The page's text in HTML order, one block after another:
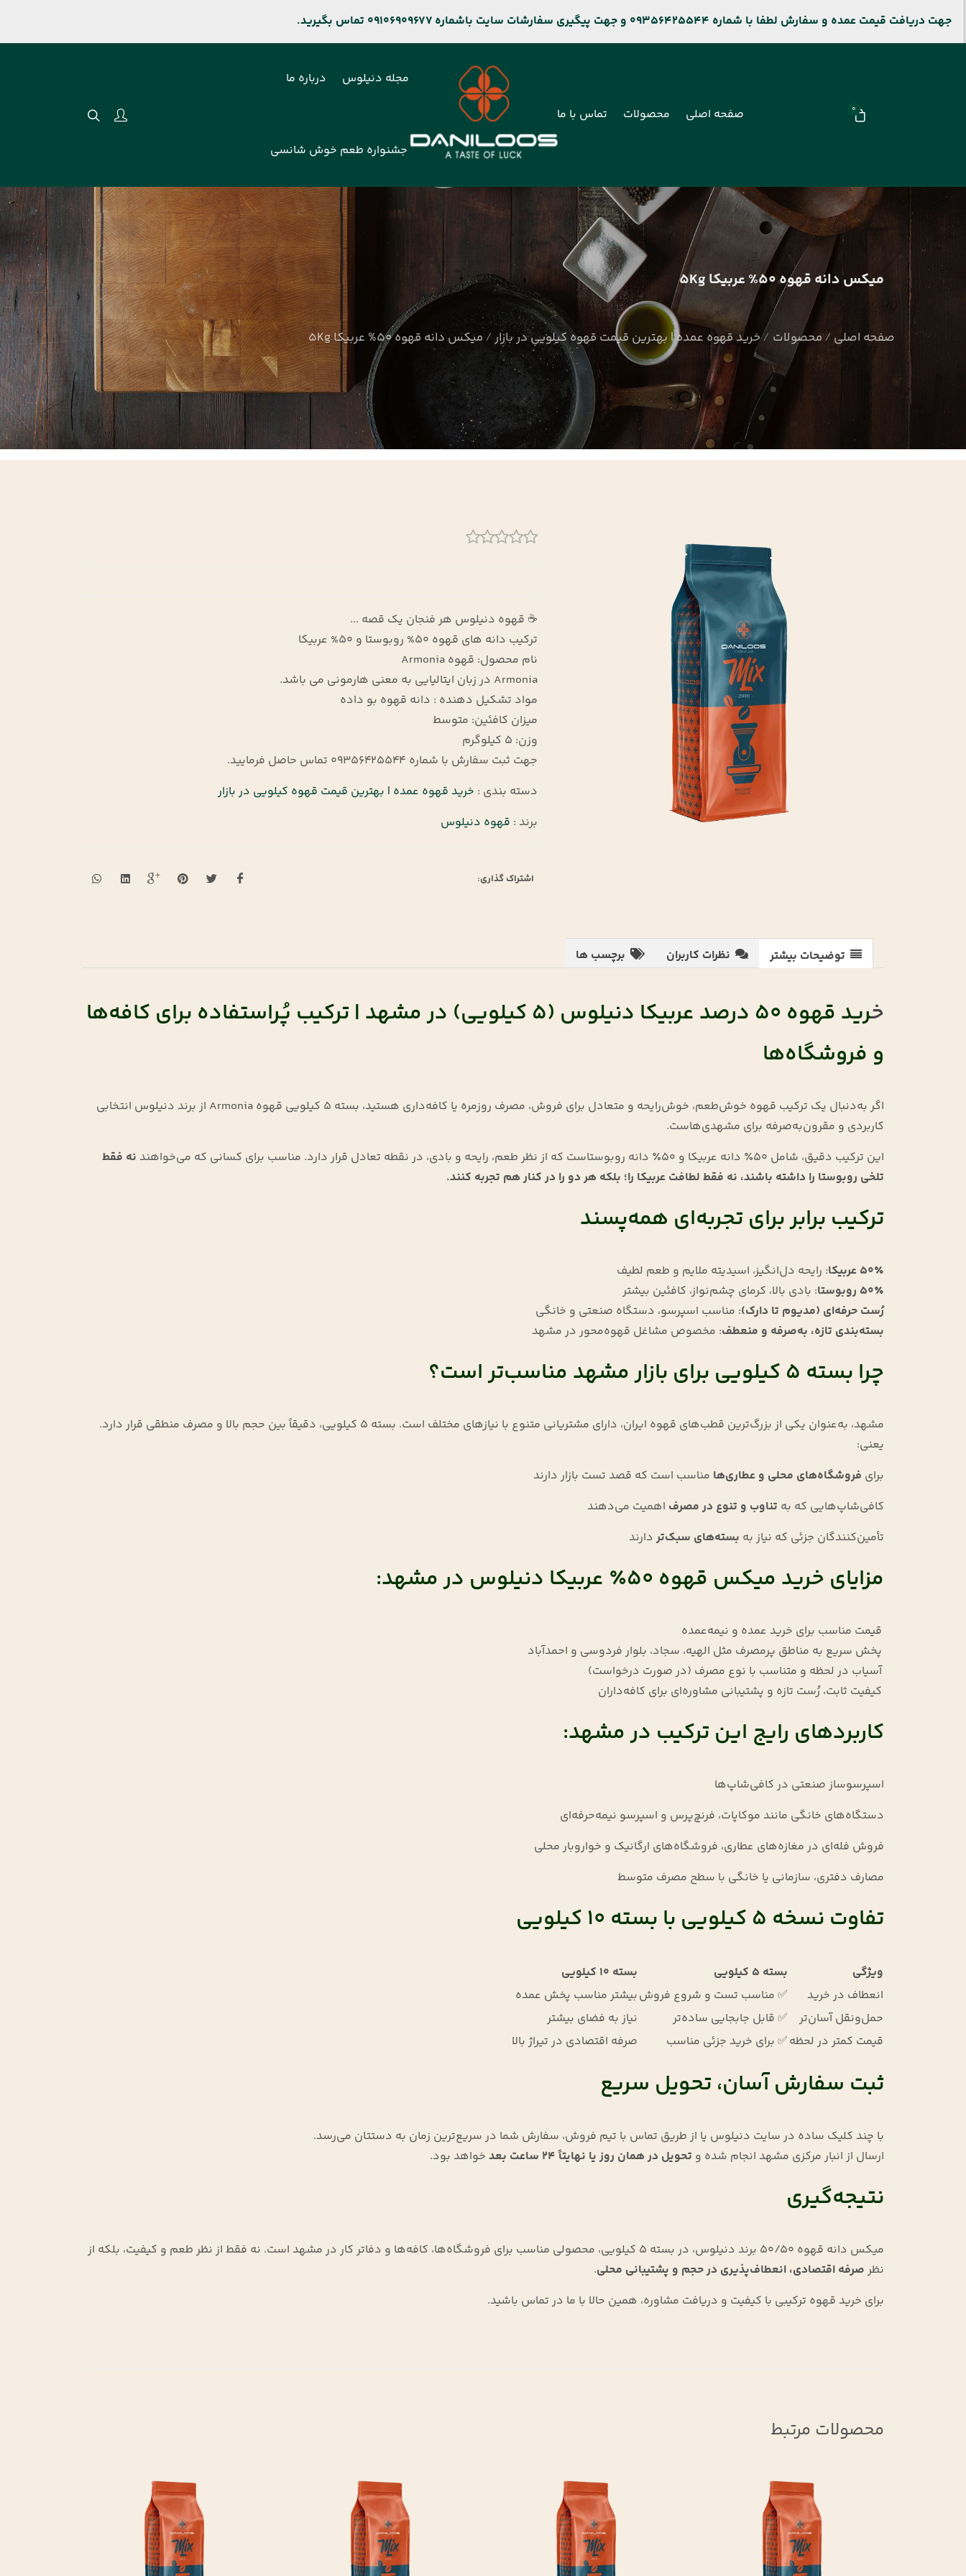
جهت دریافت قیمت عمده و سفارش لطفا با شماره 09356425544 و جهت پیگیری سفارشات سایت باشماره 09106909677 تماس بگیرید.
0 صفحه اصلی محصولات تماس با ما
مجله دنیلوس درباره ما
جشنواره طعم خوش شانسی
میکس دانه قهوه 50% عربیکا 5Kg
صفحه اصلی محصولات خرید قهوه عمده | بهترین قیمت قهوه کیلویی در بازار میکس دانه قهوه 50% عربیکا 5Kg
☕ قهوه دنیلوس هر فنجان یک قصه ...
ترکیب دانه های قهوه 50% روبوستا و 50% عربیکا
نام محصول: قهوه Armonia
Armonia در زبان ایتالیایی به معنی هارمونی می باشد.
مواد تشکیل دهنده : دانه قهوه بو داده
میزان کافئین: متوسط
وزن: 5 کیلوگرم
جهت ثبت سفارش با شماره 09356425544 تماس حاصل فرمایید.
دسته بندی : خرید قهوه عمده | بهترین قیمت قهوه کیلویی در بازار
برند : قهوه دنیلوس
اشتراک گذاری:
توضیحات بیشتر نظرات کاربران برچسب ها
خ
رید قهوه ۵۰ درصد عربیکا دنیلوس (۵ کیلویی) در مشهد | ترکیب پُراستفاده برای کافه‌ها
و فروشگاه‌ها
اگر به‌دنبال یک ترکیب قهوه خوش‌طعم، خوش‌رایحه و متعادل برای فروش، مصرف روزمره یا کافه‌داری هستید، بسته ۵ کیلویی قهوه Armonia از برند دنیلوس انتخابی
کاربردی و مقرون‌به‌صرفه برای مشهدی‌هاست.
این ترکیب دقیق، شامل ۵۰٪ دانه عربیکا و ۵۰٪ دانه روبوستاست که از نظر طعم، رایحه و بادی، در نقطه تعادل قرار دارد. مناسب برای کسانی که می‌خواهند
نه فقط
تلخی روبوستا را داشته باشند، نه فقط لطافت عربیکا را؛ بلکه هر دو را در کنار هم تجربه کنند.
ترکیب برابر برای تجربه‌ای همه‌پسند
۵۰٪ عربیکا
: رایحه دل‌انگیز، اسیدیته ملایم و طعم لطیف
۵۰٪ روبوستا
: بادی بالا، کرمای چشم‌نواز، کافئین بیشتر
رُست حرفه‌ای (مدیوم تا دارک): مناسب اسپرسو، دستگاه صنعتی و خانگی
بسته‌بندی تازه، به‌صرفه و منعطف: مخصوص مشاغل قهوه‌محور در مشهد
چرا بسته ۵ کیلویی برای بازار مشهد مناسب‌تر است؟
مشهد، به‌عنوان یکی از بزرگ‌ترین قطب‌های قهوه ایران، دارای مشتریانی متنوع با نیازهای مختلف است. بسته ۵ کیلویی، دقیقاً بین حجم بالا و مصرف منطقی قرار دارد.
یعنی:
برای فروشگاه‌های محلی و عطاری‌ها مناسب است که قصد تست بازار دارند
کافی‌شاپ‌هایی که به تناوب و تنوع در مصرف اهمیت می‌دهند
تأمین‌کنندگان جزئی که نیاز به بسته‌های سبک‌تر دارند
مزایای خرید میکس قهوه ۵۰٪ عربیکا دنیلوس در مشهد:
قیمت مناسب برای خرید عمده و نیمه‌عمده
پخش سریع به مناطق پرمصرف مثل الهیه، سجاد، بلوار فردوسی و احمدآباد
آسیاب در لحظه و متناسب با نوع مصرف (در صورت درخواست)
کیفیت ثابت، رُست تازه و پشتیبانی مشاوره‌ای برای کافه‌داران
کاربردهای رایج این ترکیب در مشهد:
اسپرسوساز صنعتی در کافی‌شاپ‌ها
دستگاه‌های خانگی مانند موکاپات، فرنچ‌پرس و اسپرسو نیمه‌حرفه‌ای
فروش فله‌ای در مغازه‌های عطاری، فروشگاه‌های ارگانیک و خواروبار محلی
مصارف دفتری، سازمانی یا خانگی با سطح مصرف متوسط
تفاوت نسخه ۵ کیلویی با بسته ۱۰ کیلویی
ویژگی بسته ۵ کیلویی
بسته ۱۰ کیلویی
انعطاف در خرید
✅ مناسب تست و شروع فروشبیشتر مناسب پخش عمده
حمل‌ونقل آسان‌تر
✅ قابل جابجایی ساده‌تر
نیاز به فضای بیشتر
قیمت کمتر در لحظه✅ برای خرید جزئی مناسب صرفه اقتصادی در تیراژ بالا
ثبت سفارش آسان، تحویل سریع
با چند کلیک ساده در سایت دنیلوس یا از طریق تماس با تیم فروش، سفارش شما در سریع‌ترین زمان به دستتان می‌رسد.
ارسال از انبار مرکزی مشهد انجام شده و تحویل در همان روز یا نهایتاً ۲۴ ساعت بعد خواهد بود.
نتیجه‌گیری
میکس دانه قهوه ۵۰/۵۰ برند دنیلوس، در بسته ۵ کیلویی، محصولی مناسب برای فروشگاه‌ها، کافه‌ها و دفاتر کار در مشهد است. نه فقط از نظر طعم و کیفیت، بلکه از
نظر صرفه اقتصادی، انعطاف‌پذیری در حجم و پشتیبانی محلی.
برای خرید قهوه ترکیبی با کیفیت و دریافت مشاوره، همین حالا با ما در تماس باشید.
محصولات مرتبط